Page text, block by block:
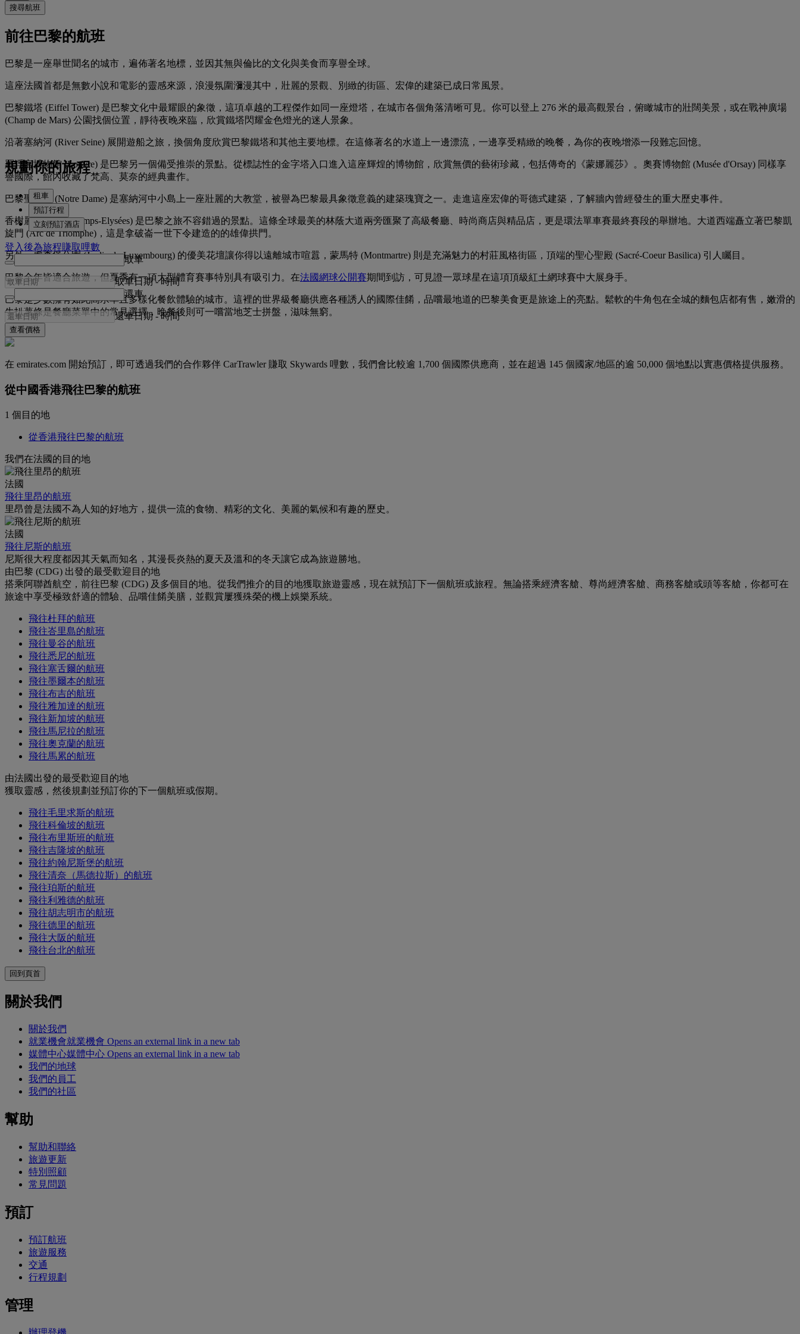
搜尋航班
前往巴黎的航班
巴黎是一座舉世聞名的城市，遍佈著名地標，並因其無與倫比的文化與美食而享譽全球。
這座法國首都是無數小說和電影的靈感來源，浪漫氛圍瀰漫其中，壯麗的景觀、別緻的街區、宏偉的建築已成日常風景。
巴黎鐵塔 (Eiffel Tower) 是巴黎文化中最耀眼的象徵，這項卓越的工程傑作如同一座燈塔，在城市各個角落清晰可見。你可以登上 276 米的最高觀景台，俯瞰城市的壯闊美景，或在戰神廣場
(Champ de Mars) 公園找個位置，靜待夜晚來臨，欣賞鐵塔閃耀金色燈光的迷人景象。
沿著塞納河 (River Seine) 展開遊船之旅，換個角度欣賞巴黎鐵塔和其他主要地標。在這條著名的水道上一邊漂流，一邊享受精緻的晚餐，為你的夜晚增添一段難忘回憶。
羅浮宮博物館 (Louvre) 是巴黎另一個備受推崇的景點。從標誌性的金字塔入口進入這座輝煌的博物館，欣賞無價的藝術珍藏，包括傳奇的《蒙娜麗莎》。奧賽博物館 (Musée d'Orsay) 同樣享
譽國際，館內收藏了梵高、莫奈的經典畫作。
巴黎聖母院 (Notre Dame) 是塞納河中小島上一座壯麗的大教堂，被譽為巴黎最具象徵意義的建築瑰寶之一。走進這座宏偉的哥德式建築，了解牆內曾經發生的重大歷史事件。
香榭麗舍大道 (Champs-Elysées) 是巴黎之旅不容錯過的景點。這條全球最美的林蔭大道兩旁匯聚了高級餐廳、時尚商店與精品店，更是環法單車賽最終賽段的舉辦地。大道西端矗立著巴黎凱
旋門 (Arc de Triomphe)，這是拿破崙一世下令建造的的雄偉拱門。
另外，盧森堡公園 (Jardin du Luxembourg) 的優美花壇讓你得以遠離城市喧囂，蒙馬特 (Montmartre) 則是充滿魅力的村莊風格街區，頂端的聖心聖殿 (Sacré-Coeur Basilica) 引人矚目。
巴黎全年皆適合旅遊，但夏季有一項大型體育賽事特別具有吸引力。在法國網球公開賽期間到訪，可見證一眾球星在這項頂級紅土網球賽中大展身手。
巴黎是少數擁有如此高水準且多樣化餐飲體驗的城市。這裡的世界級餐廳供應各種誘人的國際佳餚，品嚐最地道的巴黎美食更是旅途上的亮點。鬆軟的牛角包在全城的麵包店都有售，嫩滑的
牛扒薯條是餐廳菜單中的常見選擇，晚餐後則可一嚐當地芝士拼盤，滋味無窮。
規劃你的旅程
租車
預訂行程
立刻預訂酒店
登入後為旅程賺取哩數
取車
取車日期 - 時間
還車
還車日期 - 時間
查看價格
在 emirates.com 開始預訂，即可透過我們的合作夥伴 CarTrawler 賺取 Skywards 哩數，我們會比較逾 1,700 個國際供應商，並在超過 145 個國家/地區的逾 50,000 個地點以實惠價格提供服務。
從中國香港飛往巴黎的航班
1 個目的地
從香港飛往巴黎的航班
我們在法國的目的地
法國
飛往里昂的航班
里昂曾是法國不為人知的好地方，提供一流的食物、精彩的文化、美麗的氣候和有趣的歷史。
法國
飛往尼斯的航班
尼斯很大程度都因其天氣而知名，其漫長炎熱的夏天及溫和的冬天讓它成為旅遊勝地。
由巴黎 (CDG) 出發的最受歡迎目的地
搭乘阿聯酋航空，前往巴黎 (CDG) 及多個目的地。從我們推介的目的地獲取旅遊靈感，現在就預訂下一個航班或旅程。無論搭乘經濟客艙、尊尚經濟客艙、商務客艙或頭等客艙，你都可在
旅途中享受極致舒適的體驗、品嚐佳餚美膳，並觀賞屢獲殊榮的機上娛樂系統。
飛往杜拜的航班
飛往峇里島的航班
飛往曼谷的航班
飛往悉尼的航班
飛往塞舌爾的航班
飛往墨爾本的航班
飛往布吉的航班
飛往雅加達的航班
飛往新加坡的航班
飛往馬尼拉的航班
飛往奧克蘭的航班
飛往馬累的航班
由法國出發的最受歡迎目的地
獲取靈感，然後規劃並預訂你的下一個航班或假期。
飛往毛里求斯的航班
飛往科倫坡的航班
飛往布里斯班的航班
飛往吉隆坡的航班
飛往約翰尼斯堡的航班
飛往清奈（馬德拉斯）的航班
飛往珀斯的航班
飛往利雅德的航班
飛往胡志明市的航班
飛往德里的航班
飛往大阪的航班
飛往台北的航班
回到頁首
關於我們
關於我們
就業機會就業機會 Opens an external link in a new tab
媒體中心媒體中心 Opens an external link in a new tab
我們的地球
我們的員工
我們的社區
幫助
幫助和聯絡
旅遊更新
特別照顧
常見問題
預訂
預訂航班
旅遊服務
交通
行程規劃
管理